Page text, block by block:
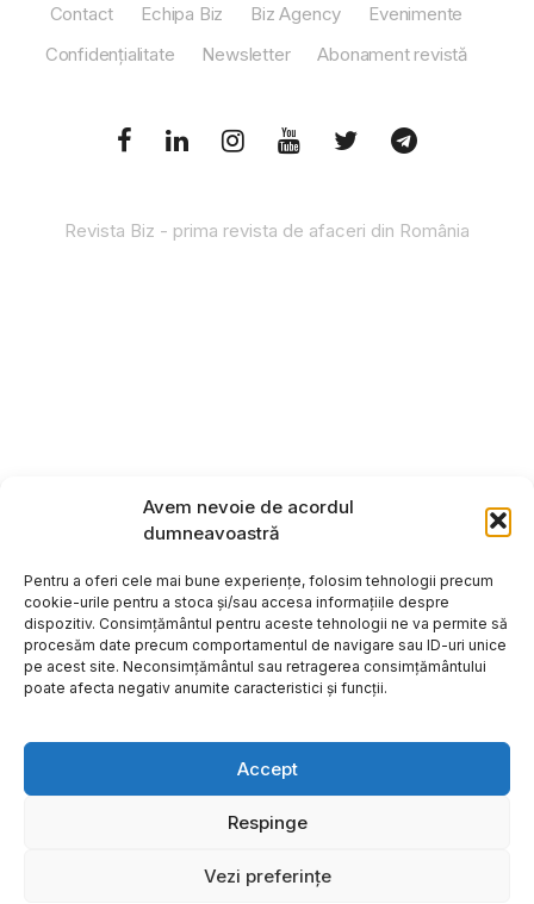
Avem nevoie de acordul
dumneavoastră
Pentru a oferi cele mai bune experiențe, folosim tehnologii precum
cookie-urile pentru a stoca și/sau accesa informațiile despre
dispozitiv. Consimțământul pentru aceste tehnologii ne va permite să
procesăm date precum comportamentul de navigare sau ID-uri unice
pe acest site. Neconsimțământul sau retragerea consimțământului
poate afecta negativ anumite caracteristici și funcții.
Accept
Respinge
Vezi preferințe
Contact Echipa Biz Biz Agency
Evenimente
Confidențialitate
Newsletter Abonament revistă
Revista Biz - prima revista de afaceri din România
Copyright ©2026